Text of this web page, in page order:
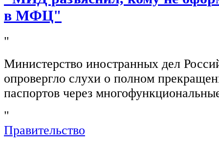
в МФЦ"
"
Министерство иностранных дел
опровергло слухи о полном
паспортов через
"
Правительство